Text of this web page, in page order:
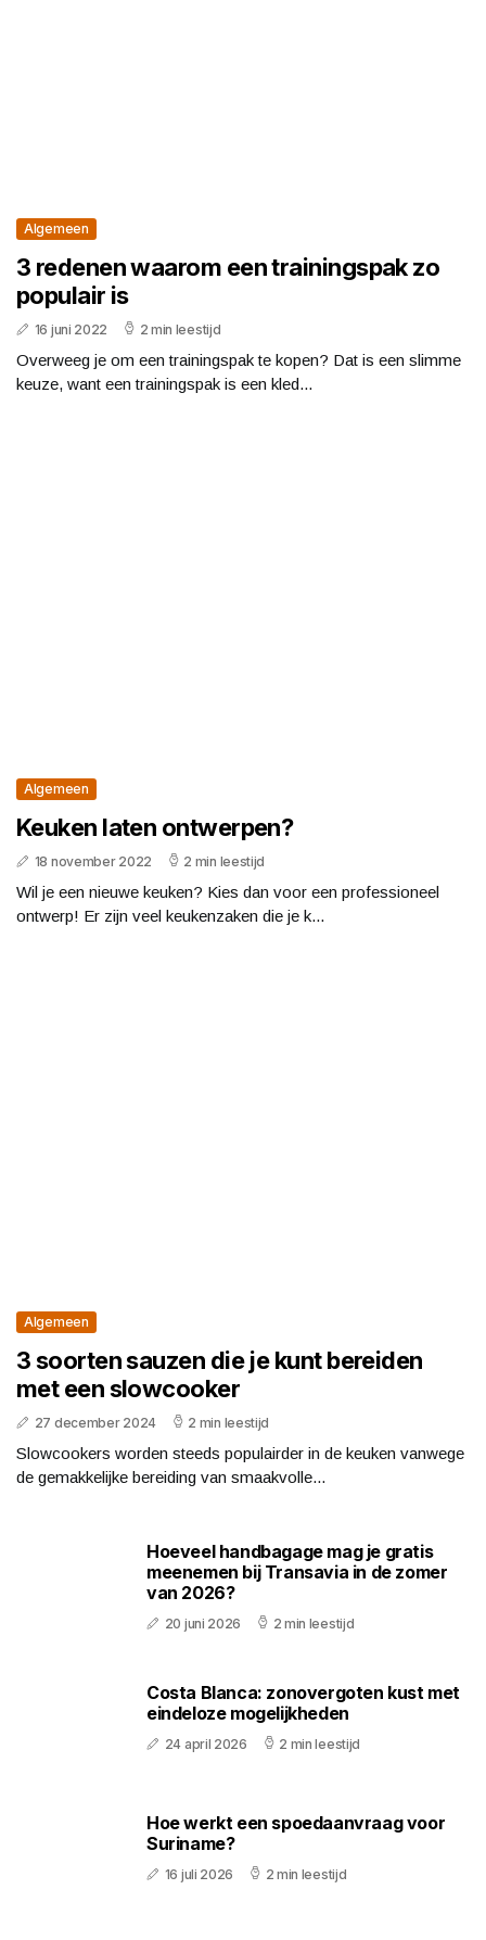
Algemeen
3 redenen waarom een trainingspak zo
populair is
16 juni 2022 2 min leestijd
Overweeg je om een trainingspak te kopen? Dat is een slimme
keuze, want een trainingspak is een kled...
Algemeen
Keuken laten ontwerpen?
18 november 2022 2 min leestijd
Wil je een nieuwe keuken? Kies dan voor een professioneel
ontwerp! Er zijn veel keukenzaken die je k...
Algemeen
3 soorten sauzen die je kunt bereiden
met een slowcooker
27 december 2024 2 min leestijd
Slowcookers worden steeds populairder in de keuken vanwege
de gemakkelijke bereiding van smaakvolle...
Hoeveel handbagage mag je gratis
meenemen bij Transavia in de zomer
van 2026?
20 juni 2026 2 min leestijd
Costa Blanca: zonovergoten kust met
eindeloze mogelijkheden
24 april 2026 2 min leestijd
Hoe werkt een spoedaanvraag voor
Suriname?
16 juli 2026 2 min leestijd